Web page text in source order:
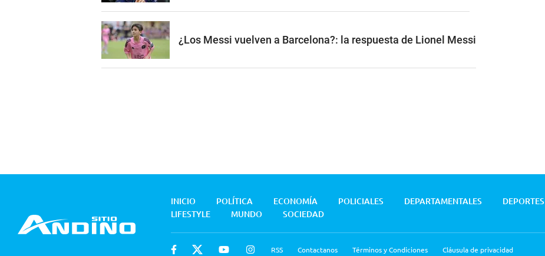
¿Los Messi vuelven a Barcelona?: la respuesta de Lionel Messi
INICIO POLÍTICA ECONOMÍA POLICIALES DEPARTAMENTALES DEPORTES
LIFESTYLE
MUNDO SOCIEDAD
RSS Contactanos Términos y Condiciones Cláusula de privacidad